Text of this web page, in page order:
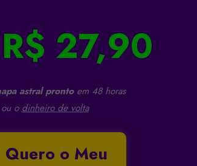
R$ 27,90
astral prontoem 48 horas
ou o dinheiro de volta
Quero o Meu